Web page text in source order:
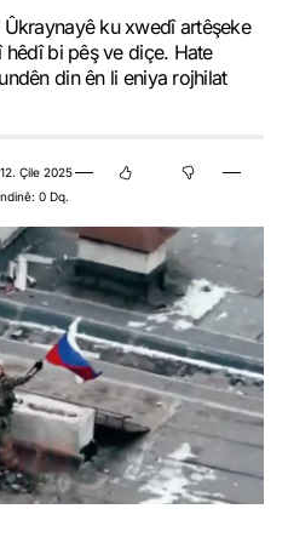
ku xwedî artêşeke
bi pêş ve diçe. Hate
din ên li eniya rojhilat
Çile 2025
0 Dq.